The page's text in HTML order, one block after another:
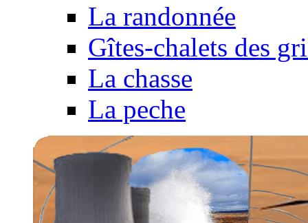
La randonnée
Gîtes-chalets des
La chasse
La peche